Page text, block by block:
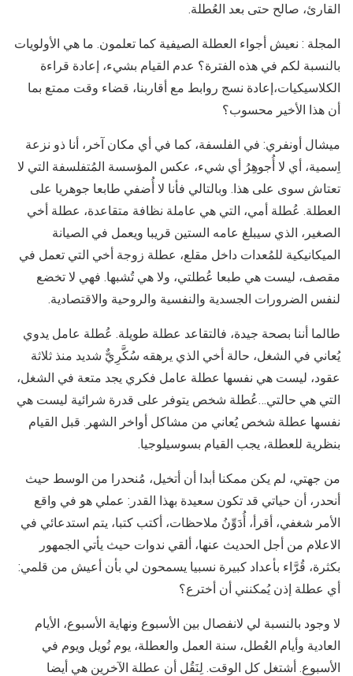
القارئ، صالح حتى بعد العُطلة.
المجلة : نعيش أجواء العطلة الصيفية كما تعلمون. ما هي الأولويات
بالنسبة لكم في هذه الفترة؟ عدم القيام بشيء، إعادة قراءة
الكلاسيكيات،إعادة نسج روابط مع أقاربنا، قضاء وقت ممتع بما
أن هذا الأخير محسوب؟
ميشال أونفري: في الفلسفة، كما في أي مكان آخر، أنا ذو نزعة
اِسمية، أي لا أُجوهِرُ أي شيء، عكس المؤسسة المُتفلسفة التي لا
تعتاش سوى على هذا. وبالتالي فأنا لا أُضفي طابعا جوهريا على
العطلة. عُطلة أمي، التي هي عاملة نظافة متقاعدة، عطلة أخي
الصغير، الذي سيبلغ عامه الستين قريبا ويعمل في الصيانة
الميكانيكية للمُعدات داخل مقلع، عطلة زوجة أخي التي تعمل في
مقصف، ليست هي طبعا عُطلتي، ولا هي تُشبها. فهي لا تخضع
لنفس الضرورات الجسدية والنفسية والروحية والاقتصادية.
طالما أننا بصحة جيدة، فالتقاعد عطلة طويلة. عُطلة عامل يدوي
يُعاني في الشغل، حالة أخي الذي يرهقه سُكَّرِيٌّ شديد منذ ثلاثة
عقود، ليست هي نفسها عطلة عامل فكري يجد متعة في الشغل،
التي هي حالتي…عُطلة شخص يتوفر على قدرة شرائية ليست هي
نفسها عطلة شخص يُعاني من مشاكل أواخر الشهر. قبل القيام
بنظرية للعطلة، يجب القيام بسوسيلوجيا.
من جهتي، لم يكن ممكنا أبدا أن أتخيل، مُنحدرا من الوسط حيث
أنحدر، أن حياتي قد تكون سعيدة بهذا القدر: عملي هو في واقع
الأمر شغفي، أقرأ، أُدَوِّنُ ملاحظات، أكتب كتبا، يتم استدعائي في
الاعلام من أجل الحديث عنها، ألقي ندوات حيث يأتي الجمهور
بكثرة، قُرَّاء بأعداد كبيرة نسبيا يسمحون لي بأن أعيش من قلمي:
أي عطلة إذن يُمكنني أن أخترع؟
لا وجود بالنسبة لي لانفصال بين الأسبوع ونهاية الأسبوع، الأيام
العادية وأيام العُطل، سنة العمل والعطلة، يوم نُويل ويوم في
الأسبوع. أشتغل كل الوقت. لِنَقُل أن عطلة الآخرين هي أيضا